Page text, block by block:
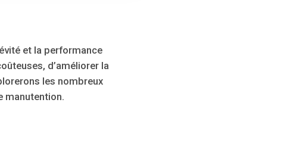
et la performance
d’améliorer la
les nombreux
manutention.